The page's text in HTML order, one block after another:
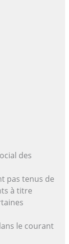
des
pas tenus de
à titre
le courant